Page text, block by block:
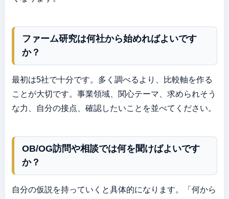
ファーム研究は何社から始めればよいです
か？
最初は5社で十分です。多く調べるより、比較軸を作る
ことが大切です。事業領域、関心テーマ、求められそう
な力、自分の接点、確認したいことを並べてください。
OB/OG訪問や相談では何を聞けばよいです
か？
自分の仮説を持っていくと具体的になります。「何から